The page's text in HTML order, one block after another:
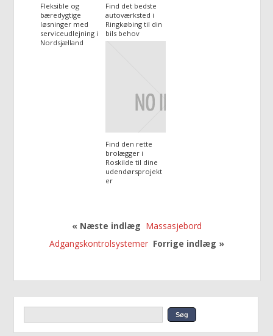
Fleksible og
bæredygtige
løsninger med
serviceudlejning i
Nordsjælland
Find det bedste
autoværksted i
Ringkøbing til din
bils behov
Find den rette
brolægger i
Roskilde til dine
udendørsprojekt
er
« Næste indlæg Massasjebord
Adgangskontrolsystemer Forrige indlæg »